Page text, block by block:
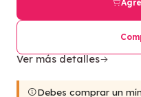
Ver más detalles
Debes comprar un